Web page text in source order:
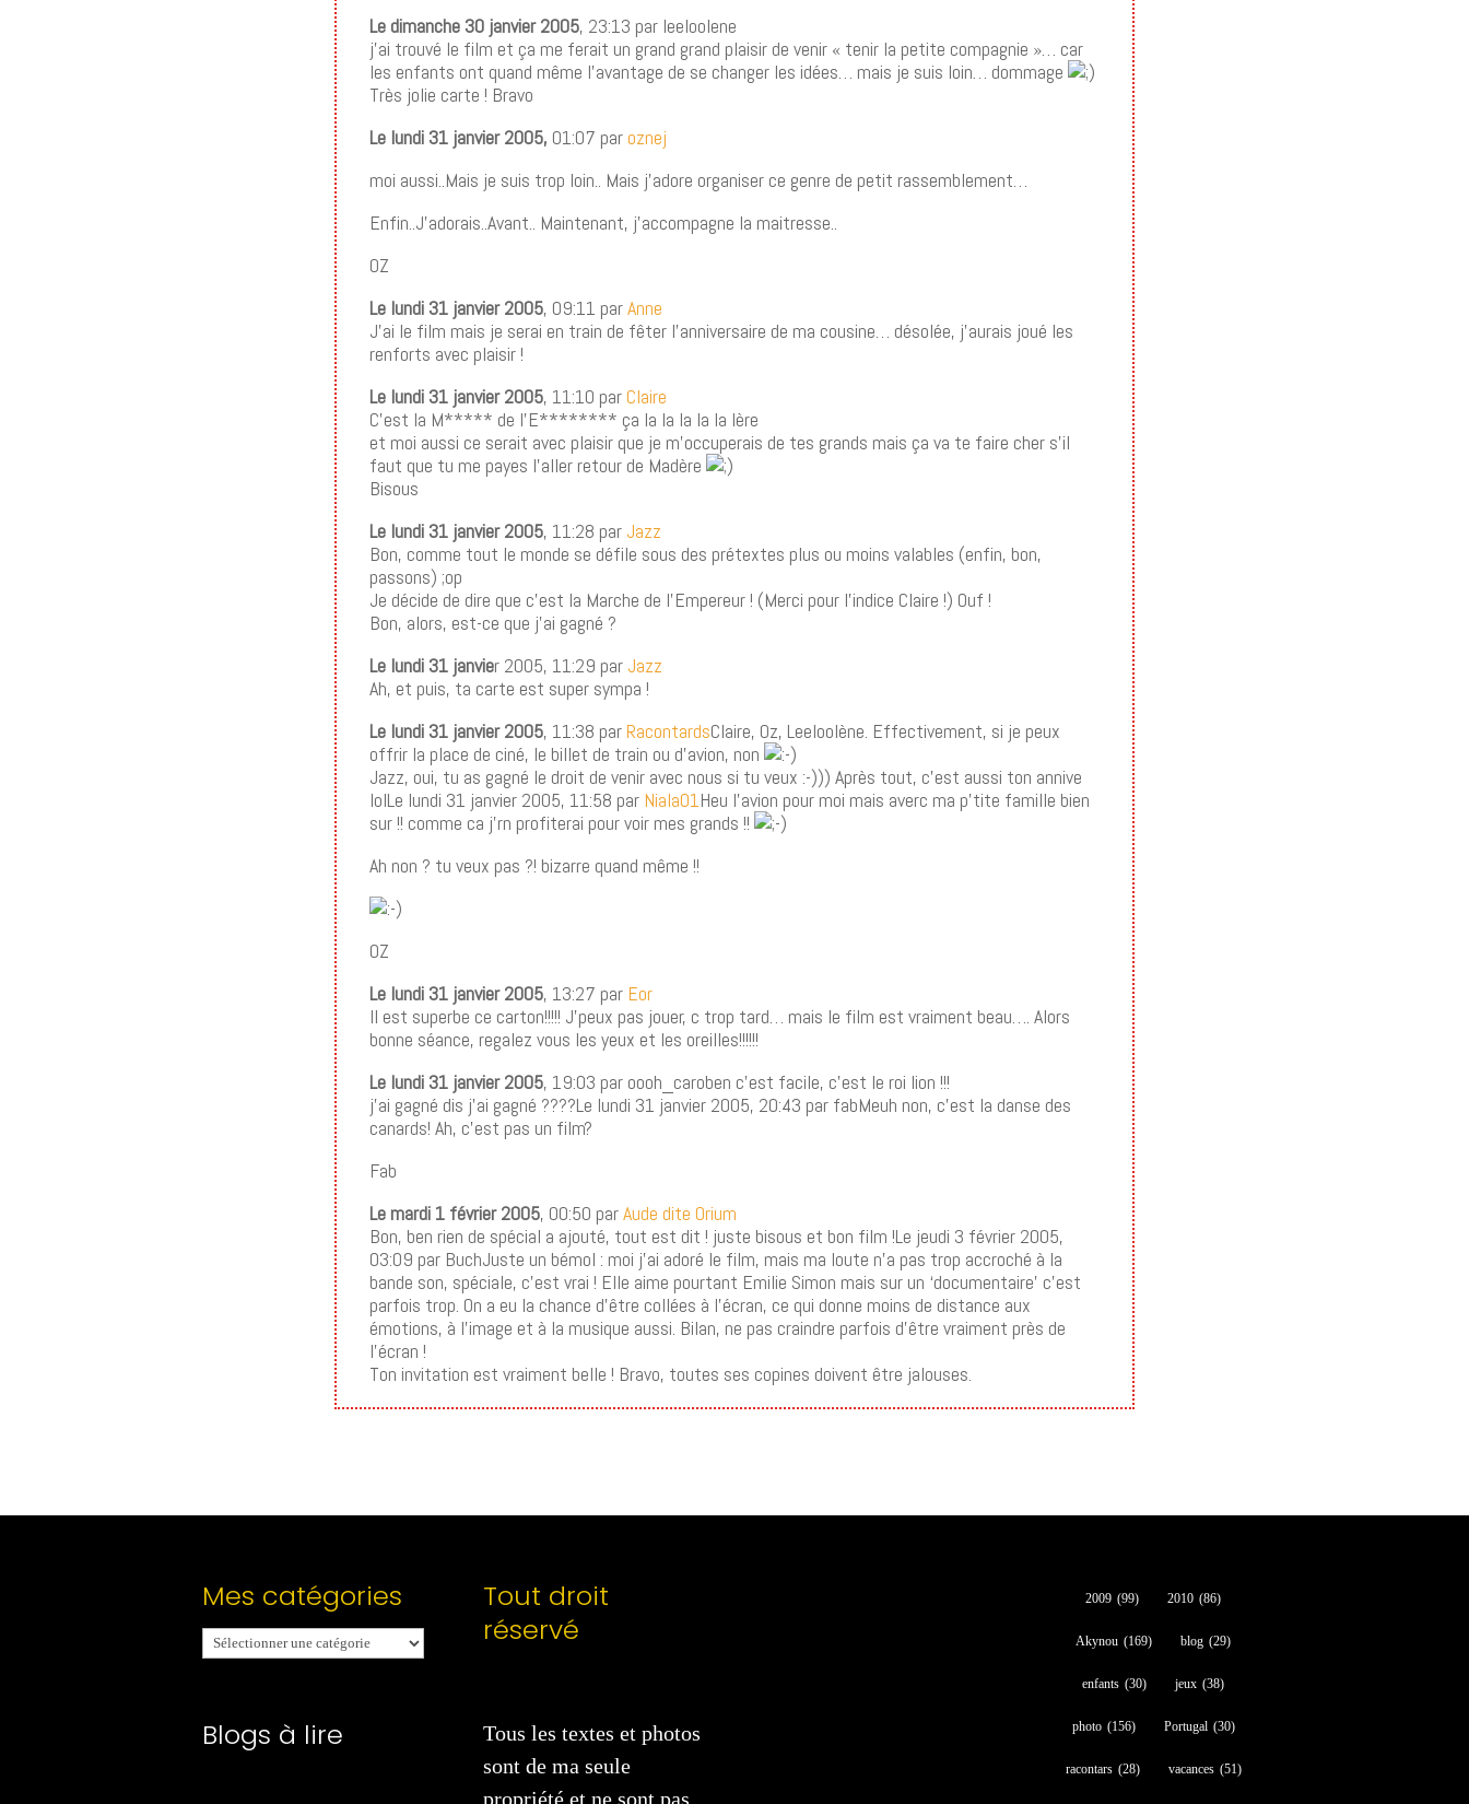
Le dimanche 30 janvier 2005, 23:13 par leeloolene
j’ai trouvé le film et ça me ferait un grand grand plaisir de venir « tenir la petite compagnie »… car
les enfants ont quand même l’avantage de se changer les idées… mais je suis loin… dommage
Très jolie carte ! Bravo
Le lundi 31 janvier 2005, 01:07 paroznej
moi aussi..Mais je suis trop loin.. Mais j’adore organiser ce genre de petit rassemblement…
Enfin..J’adorais..Avant.. Maintenant, j’accompagne la maitresse..
OZ
Le lundi 31 janvier 2005, 09:11 parAnne
J’ai le film mais je serai en train de fêter l’anniversaire de ma cousine… désolée, j’aurais joué les
renforts avec plaisir !
Le lundi 31 janvier 2005, 11:10 parClaire
C’est la M***** de l’E******** ça la la la la la lère
et moi aussi ce serait avec plaisir que je m’occuperais de tes grands mais ça va te faire cher s’il
faut que tu me payes l’aller retour de Madère
Bisous
Le lundi 31 janvier 2005, 11:28 par Jazz
Bon, comme tout le monde se défile sous des prétextes plus ou moins valables (enfin, bon,
passons) ;op
Je décide de dire que c’est la Marche de l’Empereur ! (Merci pour l’indice Claire !) Ouf !
Bon, alors, est-ce que j’ai gagné ?
Le lundi 31 janvier 2005, 11:29 par Jazz
Ah, et puis, ta carte est super sympa !
Le lundi 31 janvier 2005, 11:38 parRacontardsClaire, Oz, Leeloolène. Effectivement, si je peux
offrir la place de ciné, le billet de train ou d’avion, non
Jazz, oui, tu as gagné le droit de venir avec nous si tu veux :-))) Après tout, c’est aussi ton annive
lolLe lundi 31 janvier 2005, 11:58 par Niala01Heu l’avion pour moi mais averc ma p’tite famille bien
sur !! comme ca j’rn profiterai pour voir mes grands !!
Ah non ? tu veux pas ?! bizarre quand même !!
OZ
Le lundi 31 janvier 2005, 13:27 par Eor
Il est superbe ce carton!!!!! J’peux pas jouer, c trop tard… mais le film est vraiment beau…. Alors
bonne séance, regalez vous les yeux et les oreilles!!!!!!
Le lundi 31 janvier 2005, 19:03 par oooh_caroben c’est facile, c’est le roi lion !!!
j’ai gagné dis j’ai gagné ????Le lundi 31 janvier 2005, 20:43 par fabMeuh non, c’est la danse des
canards! Ah, c’est pas un film?
Fab
Le mardi 1 février 2005, 00:50 parAude dite Orium
Bon, ben rien de spécial a ajouté, tout est dit ! juste bisous et bon film !Le jeudi 3 février 2005,
03:09 par BuchJuste un bémol : moi j’ai adoré le film, mais ma loute n’a pas trop accroché à la
bande son, spéciale, c’est vrai ! Elle aime pourtant Emilie Simon mais sur un ‘documentaire’ c’est
parfois trop. On a eu la chance d’être collées à l’écran, ce qui donne moins de distance aux
émotions, à l’image et à la musique aussi. Bilan, ne pas craindre parfois d’être vraiment près de
l’écran !
Ton invitation est vraiment belle ! Bravo, toutes ses copines doivent être jalouses.
Mes catégories
Mes
catégories
Blogs à lire
Tout droit
réservé
Tous les textes et photos
sont de ma seule
propriété et ne sont pas
2009 (99) 2010 (86)
Akynou (169) blog (29)
enfants (30) jeux (38)
photo (156) Portugal (30)
racontars (28) vacances (51)